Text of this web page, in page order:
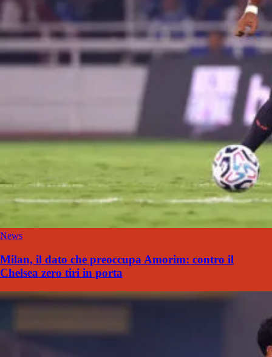
News
Milan, il dato che preoccupa Amorim: contro il
Chelsea zero tiri in porta